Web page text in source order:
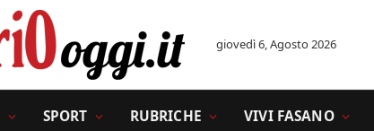
giovedì 6, Agosto 2026
SPORT RUBRICHE VIVI FASANO